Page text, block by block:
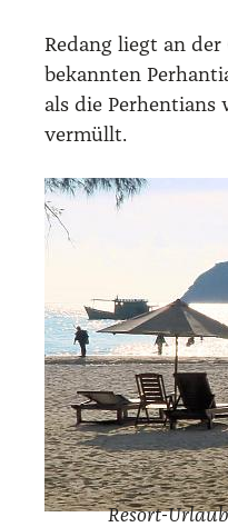
Redang liegt an
bekann­ten
als die Per­hen­ti­ans
ver­müllt.
Resort-